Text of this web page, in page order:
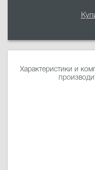
Характеристики и